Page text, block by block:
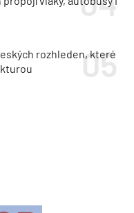
rozhleden, které